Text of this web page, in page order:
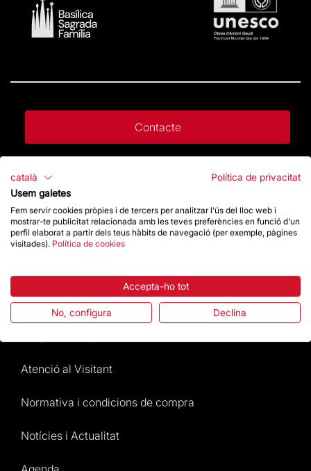
Contacte
Botiga
La Fundació
Atenció al Visitant
Normativa i condicions de compra
Notícies i Actualitat
català
Política de privacitat
Usem galetes
Fem servir cookies pròpies i de tercers per analitzar l'ús del lloc web i
mostrar-te publicitat relacionada amb les teves preferències en funció d'un
perfil elaborat a partir dels teus hàbits de navegació (per exemple, pàgines
visitades). Política de cookies
Accepta-ho tot
No, configura Declina